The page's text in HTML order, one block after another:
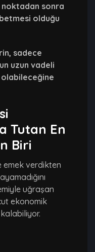
noktadan sonra
olduğu
sadece
uzun vadeli
olabileceğine
Tutan En
Biri
emek verdikten
uğraşan
ekonomik